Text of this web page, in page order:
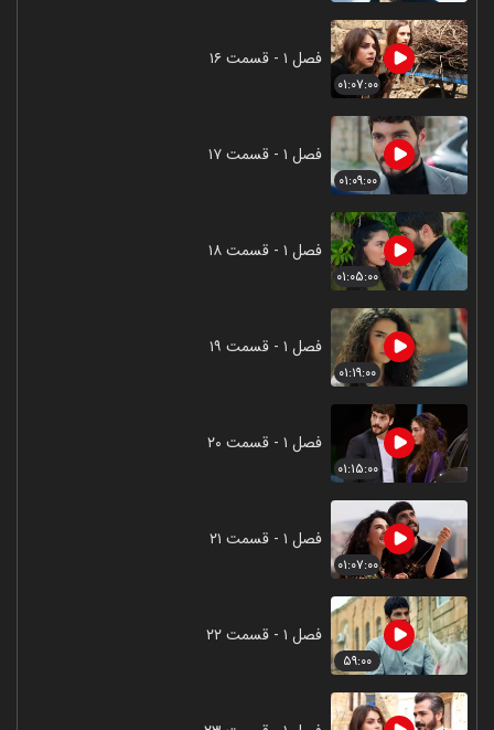
۰۱:۰۷:۰۰
فصل ۱ - قسمت ۱۶
۰۱:۰۹:۰۰
فصل ۱ - قسمت ۱۷
۰۱:۰۵:۰۰
فصل ۱ - قسمت ۱۸
۰۱:۱۹:۰۰
فصل ۱ - قسمت ۱۹
۰۱:۱۵:۰۰
فصل ۱ - قسمت ۲۰
۰۱:۰۷:۰۰
فصل ۱ - قسمت ۲۱
۵۹:۰۰
فصل ۱ - قسمت ۲۲